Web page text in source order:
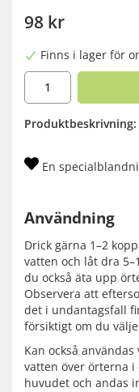
98 kr
Finns i lager för
Produktbeskrivning:
En
Användning
Drick gärna 1–2
vatten och låt dra
du också äta upp
Observera att
det i undantagsfall
försiktigt om du
Kan också
vatten över örterna i
huvudet och andas